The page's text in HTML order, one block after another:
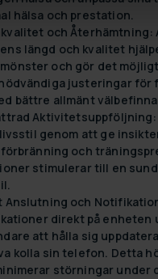
hälsa och prestation.
och Återhämtning:
längd och kvalitet
och gör det
justeringar för
bättre allmänt
Aktivitetsuppföljning:
genom att ge
och
stimulerar till en
Anslutning och
direkt på enheten
att hålla sig
kolla sin telefon. Detta
störningar under